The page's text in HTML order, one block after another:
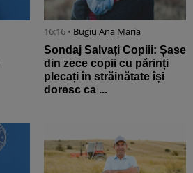
16:16 • Bugiu ⁠Ana Maria
Sondaj Salvați Copiii: Șase
din zece copii cu părinți
plecați în străinătate își
doresc ca ...